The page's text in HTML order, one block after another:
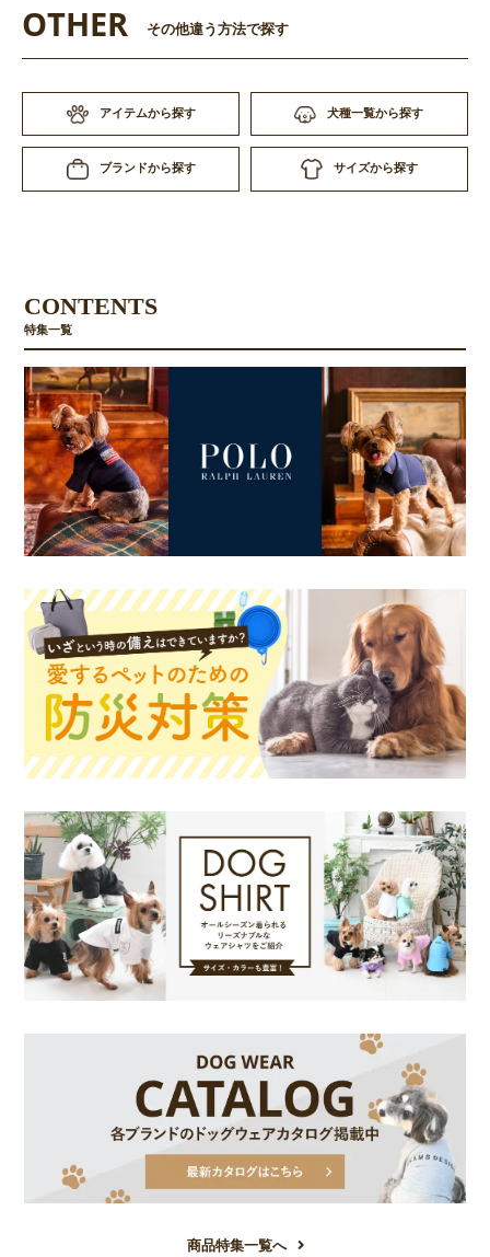
OTHER その他違う方法で探す
アイテムから探す 犬種一覧から探す
ブランドから探す サイズから探す
CONTENTS
特集一覧
商品特集一覧へ